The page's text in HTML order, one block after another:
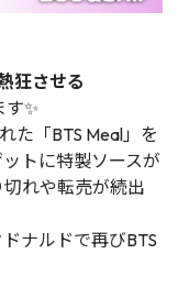
狂させる
✨
た「BTS Meal」を
トに特製ソースが
れや転売が続出
ナルドで再びBTS